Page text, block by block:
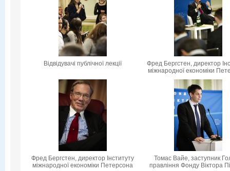
Відвідувачі публічної лекції
Фред Бергстен, директор
міжнародної економіки
Фред Бергстен, директор Інституту
міжнародної економіки Петерсона
Томас Вайе, заступник
правління Фонду Віктора